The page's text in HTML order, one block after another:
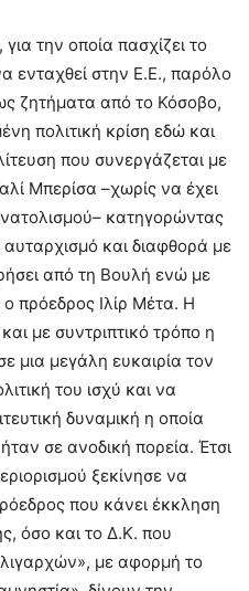
, για την οποία πασχίζει το
ενταχθεί στην Ε.Ε., παρόλο
ζητήματα από το Κόσοβο,
πολιτική κρίση εδώ και
που συνεργάζεται με
Μπερίσα –χωρίς να έχει
κατηγορώντας
και διαφθορά με
από τη Βουλή ενώ με
ο πρόεδρος Ιλίρ Μέτα. Η
με συντριπτικό τρόπο η
μια μεγάλη ευκαιρία τον
του ισχύ και να
δυναμική η οποία
σε ανοδική πορεία. Έτσι
ξεκίνησε να
που κάνει έκκληση
όσο και το Δ.Κ. που
με αφορμή το